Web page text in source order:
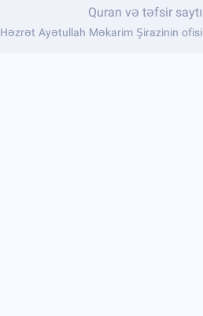
Quran və təfsir saytı
Həzrət Ayətullah Məkarim Şirazinin ofisi